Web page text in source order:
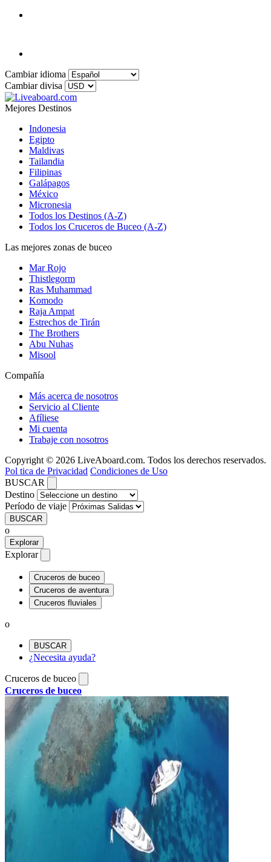
Cambiar idioma
Cambiar divisa
Mejores Destinos
Indonesia
Egipto
Maldivas
Tailandia
Filipinas
Galápagos
México
Micronesia
Todos los Destinos (A-Z)
Todos los Cruceros de Buceo (A-Z)
Las mejores zonas de buceo
Mar Rojo
Thistlegorm
Ras Muhammad
Komodo
Raja Ampat
Estrechos de Tirán
The Brothers
Abu Nuhas
Misool
Compañía
Más acerca de nosotros
Servicio al Cliente
Afíliese
Mi cuenta
Trabaje con nosotros
Copyright © 2026 LiveAboard.com. Todos los derechos reservados.
Pol tica de Privacidad Condiciones de Uso
BUSCAR
Destino
Período de viaje
BUSCAR
o
Explorar
Explorar
Cruceros de buceo
Cruceros de aventura
Cruceros fluviales
o
BUSCAR
¿Necesita ayuda?
Cruceros de buceo
Cruceros de buceo